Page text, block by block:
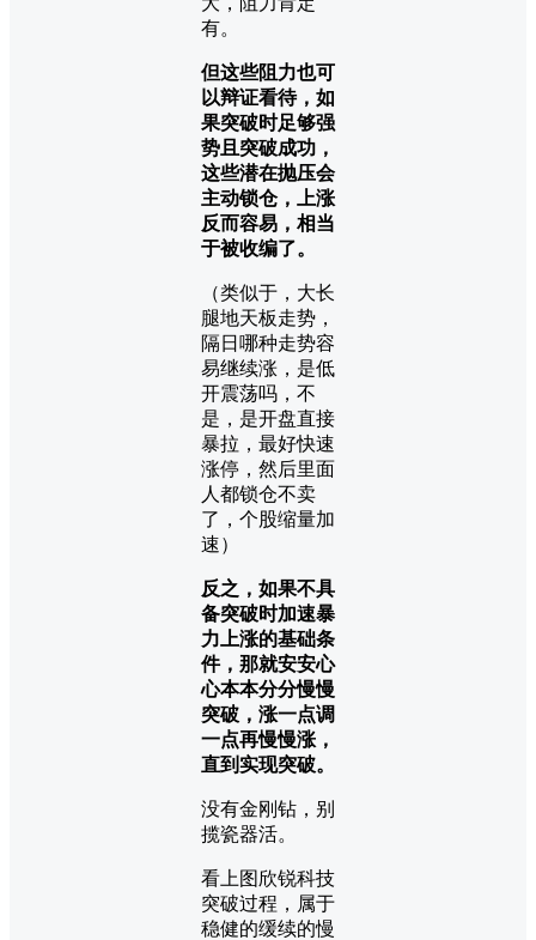
有。
但这些阻力也可
以辩证看待，如
果突破时足够强
势且突破成功，
这些潜在抛压会
主动锁仓，上涨
反而容易，相当
于被收编了。
（类似于，大长
腿地天板走势，
隔日哪种走势容
易继续涨，是低
开震荡吗，不
是，是开盘直接
暴拉，最好快速
涨停，然后里面
人都锁仓不卖
了，个股缩量加
速）
反之，如果不具
备突破时加速暴
力上涨的基础条
件，那就安安心
心本本分分慢慢
突破，涨一点调
一点再慢慢涨，
直到实现突破。
没有金刚钻，别
揽瓷器活。
看上图欣锐科技
突破过程，属于
稳健的缓续的慢